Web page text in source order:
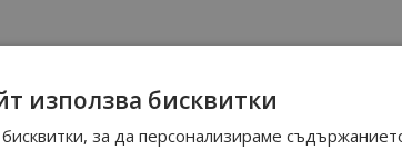
използва бисквитки
за да персонализираме